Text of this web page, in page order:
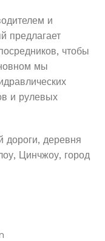
и
предлагает
чтобы
мы
и рулевых
дороги, деревня
Цинчжоу, город